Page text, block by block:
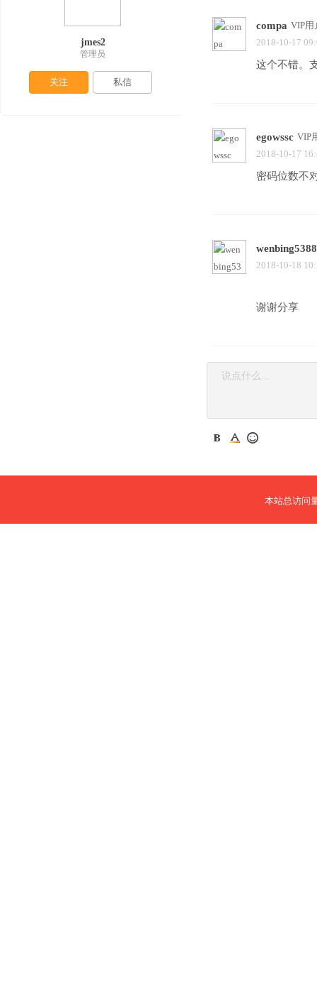
compa VIP用
2018-10-17
这个不错。
egowssc VIP
2018-10-17
密码位数不
2018-10-18
谢谢分享
jmes2
管理员
关注 私信
本站总访问